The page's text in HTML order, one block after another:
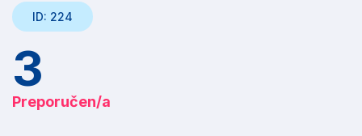
ID: 224
3
Preporučen/a